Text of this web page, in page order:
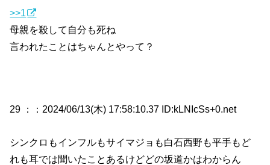
>>1
母親を殺して自分も死ね
言われたことはちゃんとやって？
29 ： ：2024/06/13(木) 17:58:10.37 ID:kLNIcSs+0.net
シンクロもインフルもサイマジョも白石西野も平手もど
れも耳では聞いたことあるけどどの坂道かはわからん